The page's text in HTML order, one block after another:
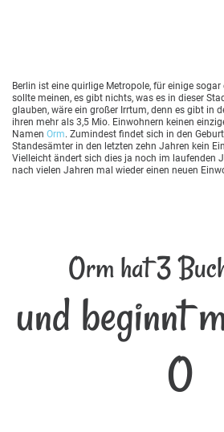
Berlin ist eine quirlige Metropole, für einige
sollte meinen, es gibt nichts, was es in dieser
glauben, wäre ein großer Irrtum, denn es gibt in
ihren mehr als 3,5 Mio. Einwohnern keinen
Namen Orm. Zumindest findet sich in den
Standesämter in den letzten zehn Jahren kein
Vielleicht ändert sich dies ja noch im laufenden
nach vielen Jahren mal wieder einen neuen
Orm hat 3
und beginnt
O